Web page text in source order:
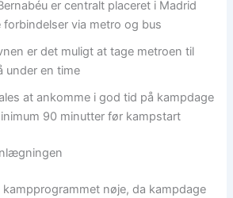
er centralt placeret i Madrid
forbindelser via metro og bus
er det muligt at tage metroen til
under en time
at ankomme i god tid på kampdage
90 minutter før kampstart
nøje, da kampdage